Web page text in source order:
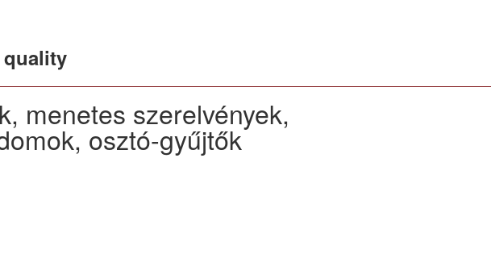
menetes szerelvények,
osztó-gyűjtők